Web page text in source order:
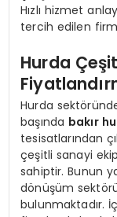
Hızlı hizmet
tercih edilen
Hurda
Hurda
başında bakır
tesisatlarından
çeşitli sanayi
sahiptir. Bunun
dönüşüm
bulunmaktadır.